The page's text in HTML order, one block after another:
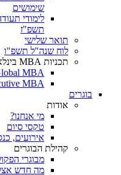
שימושים
לימודי
תשפ"ז
תואר שלישי
לוח שנה"ל תשפ"ו
תכניות MBA בינלאומיות
MBA
MBA
בוגרים
אודות
מי אנחנו?
טקסי סיום
אירועים,
קהילת הבוגרים
מבוגרי
מה חדש